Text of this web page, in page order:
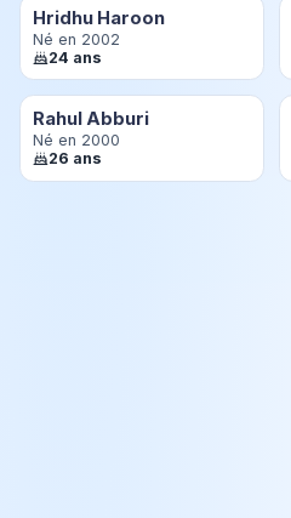
Hridhu Haroon
Né en 2002
24 ans
Rahul Abburi
Né en 2000
26 ans